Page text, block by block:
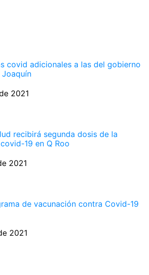
covid adicionales a las del gobierno
2021
recibirá segunda dosis de la
19 en Q Roo
2021
de vacunación contra Covid-19
2021